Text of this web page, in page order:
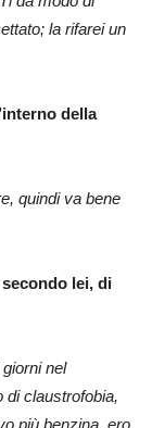
la rifarei un
della
quindi va bene
lei, di
nel
claustrofobia,
più benzina, ero